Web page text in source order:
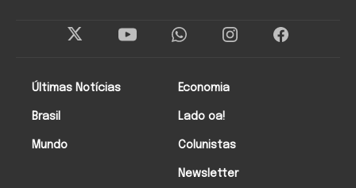
Últimas Notícias
Brasil
Mundo
Economia
Lado oa!
Colunistas
Newsletter